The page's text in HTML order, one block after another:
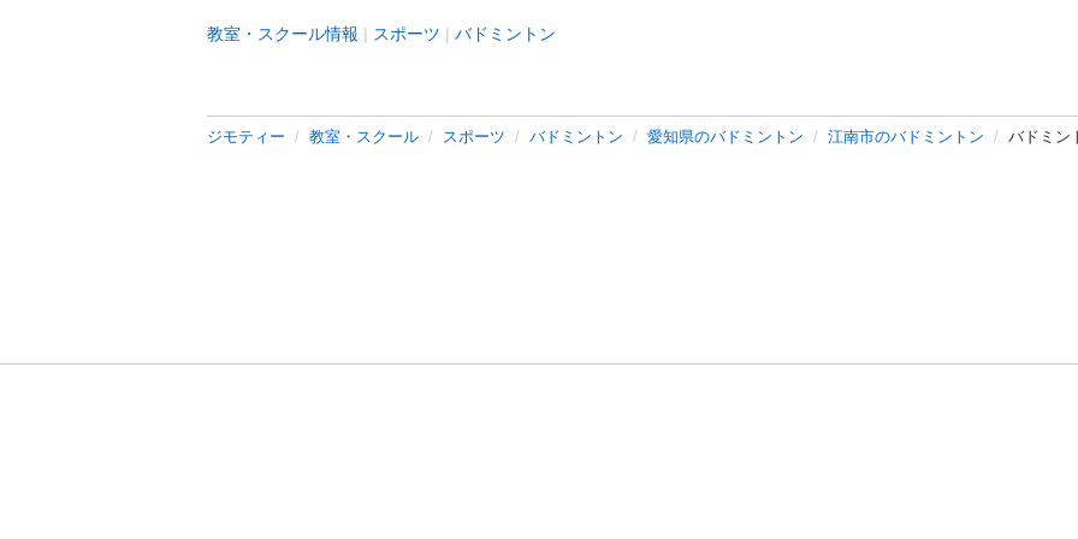
教室・スクール情報 スポーツ バドミントン
ジモティー 教室・スクール スポーツ バドミントン 愛知県のバドミントン 江南市のバドミントン バドミン